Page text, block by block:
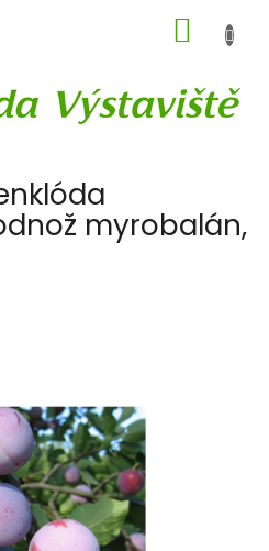
KOŠÍK
myrobalán,